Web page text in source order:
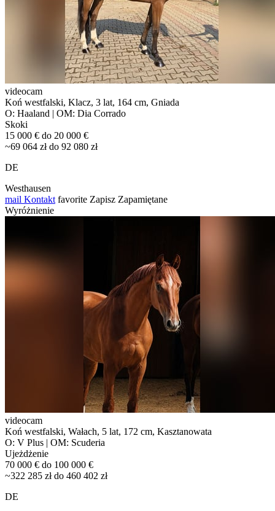
videocam
Koń westfalski, Klacz, 3 lat, 164 cm, Gniada
O: Haaland | OM: Dia Corrado
Skoki
15 000 € do 20 000 €
~69 064 zł do 92 080 zł
DE
Westhausen
mail Kontakt favorite Zapisz Zapamiętane
Wyróżnienie
videocam
Koń westfalski, Wałach, 5 lat, 172 cm, Kasztanowata
O: V Plus | OM: Scuderia
Ujeżdżenie
70 000 € do 100 000 €
~322 285 zł do 460 402 zł
DE